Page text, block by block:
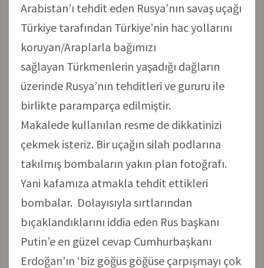
Arabistan’ı tehdit eden Rusya’nın savaş uçağı
Türkiye tarafından Türkiye’nin hac yollarını
koruyan/Araplarla bağımızı
sağlayan Türkmenlerin yaşadığı dağların
üzerinde Rusya’nın tehditleri ve gururu ile
birlikte paramparça edilmiştir.
Makalede kullanılan resme de dikkatinizi
çekmek isteriz. Bir uçağın silah podlarına
takılmış bombaların yakın plan fotoğrafı.
Yani kafamıza atmakla tehdit ettikleri
bombalar. Dolayısıyla sırtlarından
bıçaklandıklarını iddia eden Rus başkanı
Putin’e en güzel cevap Cumhurbaşkanı
Erdoğan’ın ‘biz göğüs göğüse çarpışmayı çok